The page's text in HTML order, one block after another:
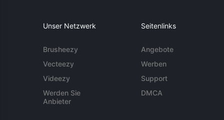
Unser Netzwerk
Brusheezy
Vecteezy
Videezy
Werden Sie
Anbieter
Seitenlinks
Angebote
Werben
Support
DMCA